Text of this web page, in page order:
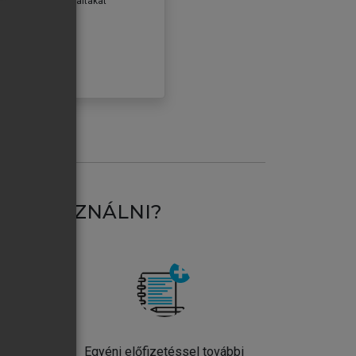
HASZNÁLNI?
Egyéni előfizetéssel további